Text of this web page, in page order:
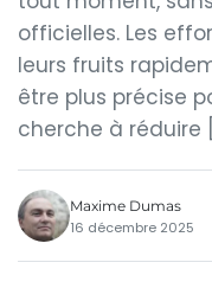
officielles. Les
leurs fruits
être plus précise
cherche à réduire
Maxime Dumas
16 décembre 2025